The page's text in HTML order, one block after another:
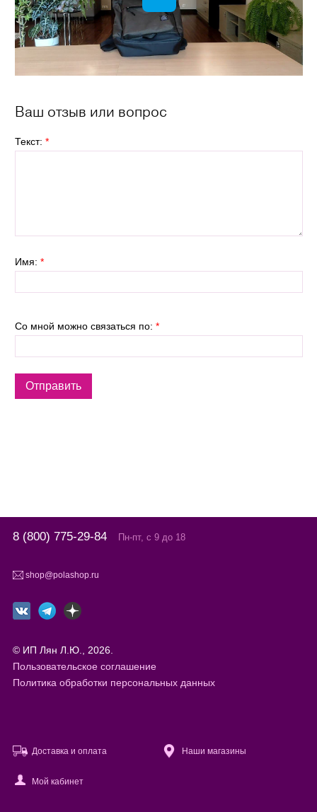
Ваш отзыв или вопрос
Текст: *
Имя: *
Со мной можно связаться по: *
8 (800) 775-29-84 Пн-пт, с 9 до 18
shop@polashop.ru
© ИП Лян Л.Ю., 2026.
Пользовательское соглашение
Политика обработки персональных данных
Доставка и оплата Наши магазины
Мой кабинет